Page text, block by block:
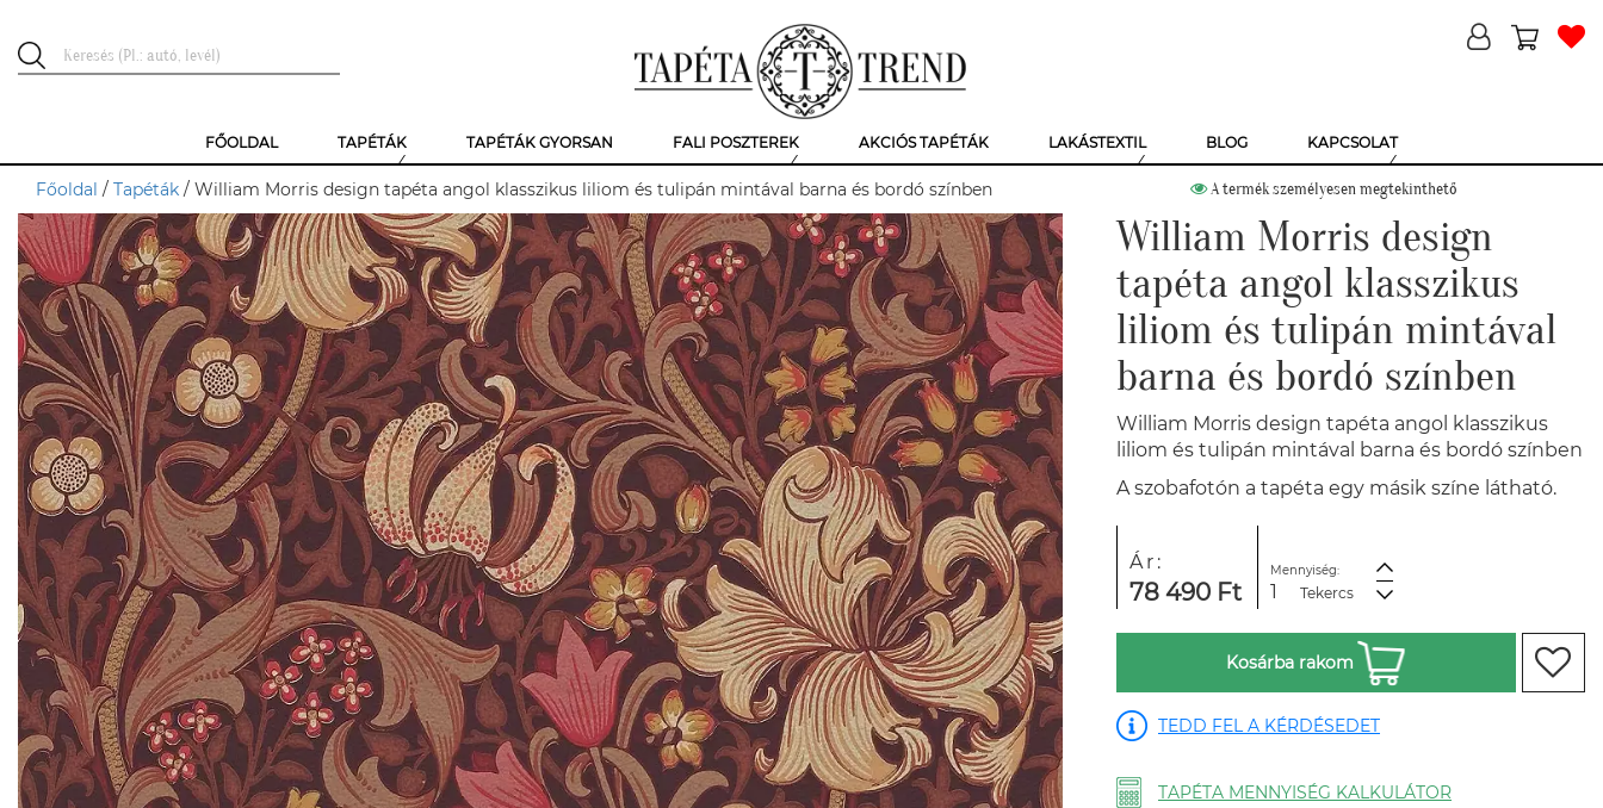
FŐOLDAL TAPÉTÁK TAPÉTÁK GYORSAN FALI POSZTEREK AKCIÓS TAPÉTÁK LAKÁSTEXTIL BLOG KAPCSOLAT
Főoldal / Tapéták / William Morris design tapéta angol klasszikus liliom és tulipán mintával barna és bordó színben A termék személyesen megtekinthető
William Morris design
tapéta angol klasszikus
liliom és tulipán mintával
barna és bordó színben
William Morris design tapéta angol klasszikus
liliom és tulipán mintával barna és bordó színben
A szobafotón a tapéta egy másik színe látható.
Ár:
78 490 Ft
Mennyiség:
Tekercs
Kosárba rakom
TEDD FEL A KÉRDÉSEDET
TAPÉTA MENNYISÉG KALKULÁTOR